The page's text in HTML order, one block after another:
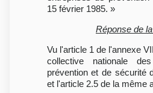
15 février 1985. »
Réponse de
Vu l'article 1 de l'annexe
collective nationale
prévention et de sécurité
et l'article 2.5 de la même